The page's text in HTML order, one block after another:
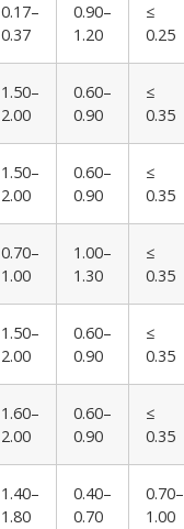
0.17–
0.37
0.90–
1.20
≤
0.25
1.50–
2.00
0.60–
0.90
≤
0.35
1.50–
2.00
0.60–
0.90
≤
0.35
0.70–
1.00
1.00–
1.30
≤
0.35
1.50–
2.00
0.60–
0.90
≤
0.35
1.60–
2.00
0.60–
0.90
≤
0.35
1.40–
1.80
0.40–
0.70
0.70–
1.00